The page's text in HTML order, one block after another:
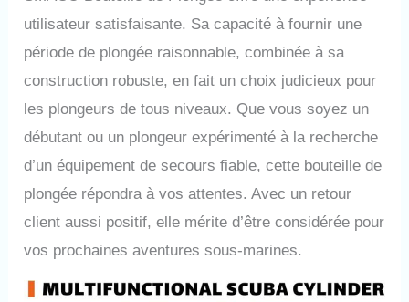
utilisateur satisfaisante. Sa capacité à fournir une
période de plongée raisonnable, combinée à sa
construction robuste, en fait un choix judicieux pour
les plongeurs de tous niveaux. Que vous soyez un
débutant ou un plongeur expérimenté à la recherche
d’un équipement de secours fiable, cette bouteille de
plongée répondra à vos attentes. Avec un retour
client aussi positif, elle mérite d’être considérée pour
vos prochaines aventures sous-marines.